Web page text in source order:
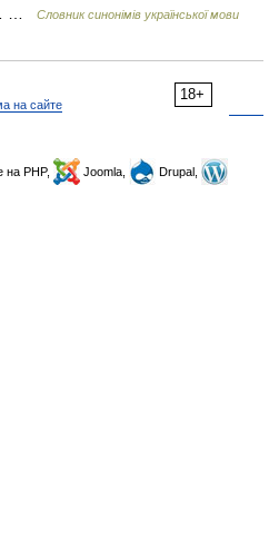
…
Словник синонімів української мови
18+
на сайте
на PHP, Joomla,
Drupal,